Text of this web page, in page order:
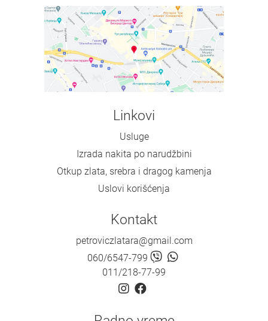
Linkovi
Usluge
Izrada nakita po narudžbini
Otkup zlata, srebra i dragog kamenja
Uslovi korišćenja
Kontakt
petroviczlatara@gmail.com
060/6547-799
011/218-77-99